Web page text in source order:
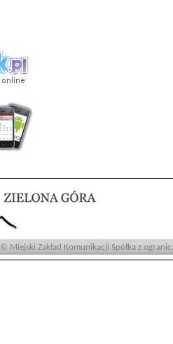
© Miejski Zakład Komunikacji Spółka z